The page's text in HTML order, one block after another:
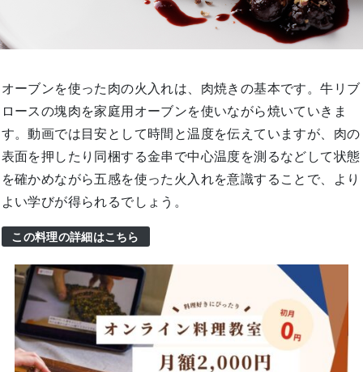
オーブンを使った肉の火入れは、肉焼きの基本です。牛リブ
ロースの塊肉を家庭用オーブンを使いながら焼いていきま
す。動画では目安として時間と温度を伝えていますが、肉の
表面を押したり同梱する金串で中心温度を測るなどして状態
を確かめながら五感を使った火入れを意識することで、より
よい学びが得られるでしょう。
この料理の詳細はこちら